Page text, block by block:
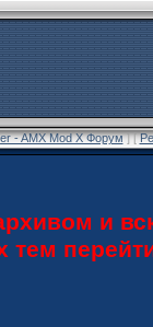
- AMX Mod X Форум] [
и
тем